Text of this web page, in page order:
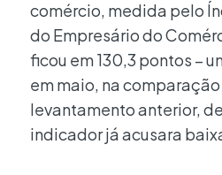
comércio, medida pelo
do Empresário do
ficou em 130,3 pontos –
em maio, na
levantamento anterior,
indicador já acusara